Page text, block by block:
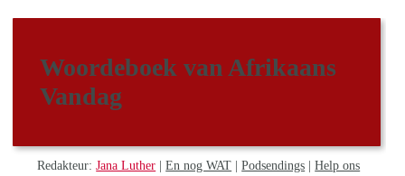
Woordeboek van Afrikaans
Vandag
Redakteur:Jana Luther |En nog WAT |Podsendings |Help ons